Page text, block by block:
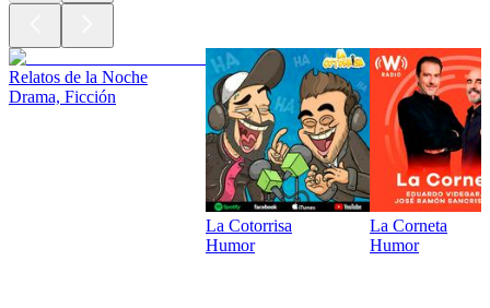
Relatos de la Noche
Drama, Ficción
La Cotorrisa
Humor
La Corneta
Humor